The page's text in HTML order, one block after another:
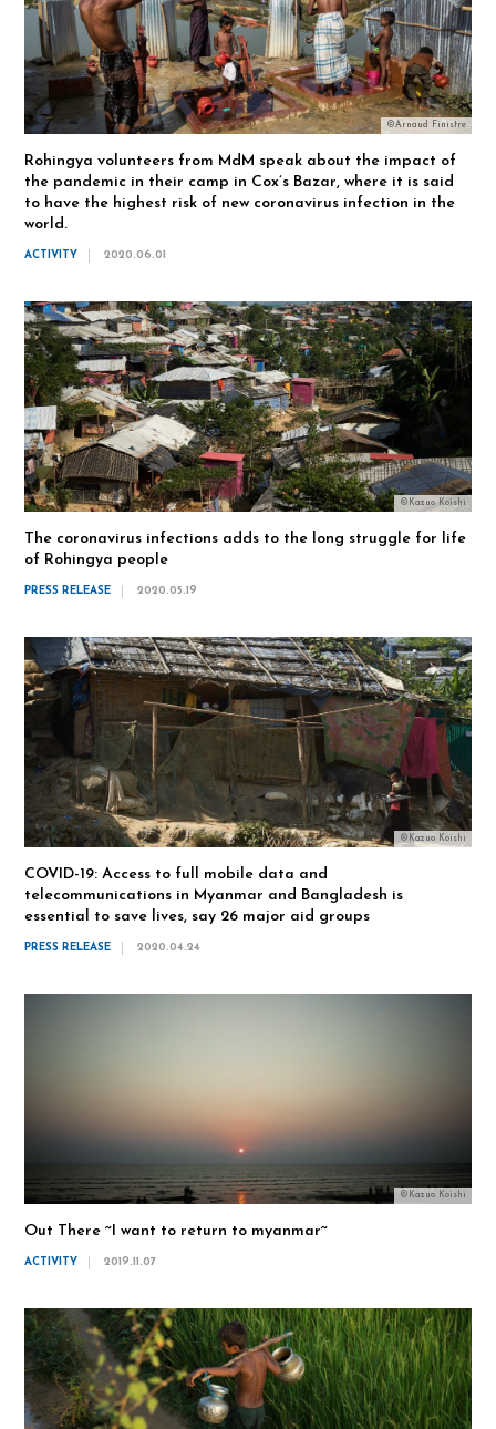
©Arnaud Finistre
Rohingya volunteers from MdM speak about the impact of
the pandemic in their camp in Cox’s Bazar, where it is said
to have the highest risk of new coronavirus infection in the
world.
ACTIVITY 2020.06.01
©Kazuo Koishi
The coronavirus infections adds to the long struggle for life
of Rohingya people
PRESS RELEASE 2020.05.19
©Kazuo Koishi
COVID-19: Access to full mobile data and
telecommunications in Myanmar and Bangladesh is
essential to save lives, say 26 major aid groups
PRESS RELEASE 2020.04.24
©Kazuo Koishi
Out There ~I want to return to myanmar~
ACTIVITY 2019.11.07